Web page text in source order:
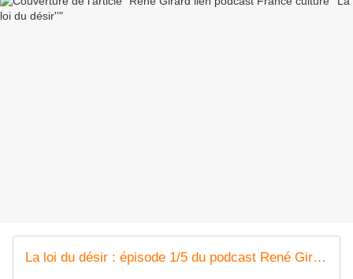
La loi du désir : épisode 1/5 du podcast René Girard, l'anthropologue du désir